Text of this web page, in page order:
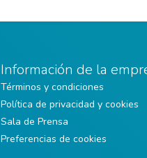
Información de la
Términos y condiciones
Política de privacidad y cookies
Sala de Prensa
Preferencias de cookies